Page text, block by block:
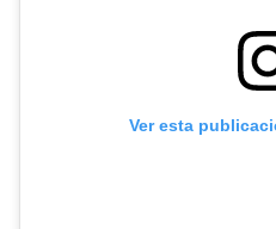
Ver esta